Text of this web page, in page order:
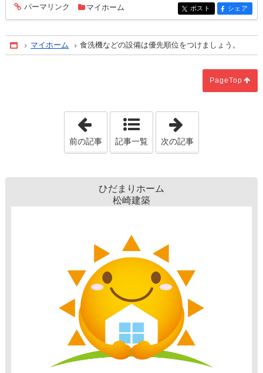
entry714
パーマリンク マイホーム entry714
ポスト entry714
シェア
Home
マイホーム 食洗機などの設備は優先順位をつけましょう。
PageTop
「日曜日」
前の記事 記事一覧 次の記事
ひだまりホーム
松崎建築